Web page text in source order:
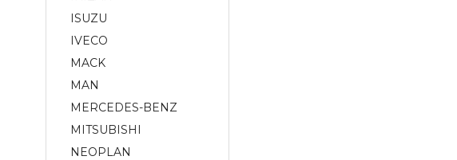
ISUZU
IVECO
MACK
MAN
MERCEDES-BENZ
MITSUBISHI
NEOPLAN